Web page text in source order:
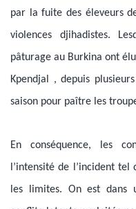
par la fuite des éleveurs
violences djihadistes.
pâturage au Burkina ont
Kpendjal , depuis
saison pour paître les
En conséquence, les
l’intensité de l’incident
les limites. On est dans